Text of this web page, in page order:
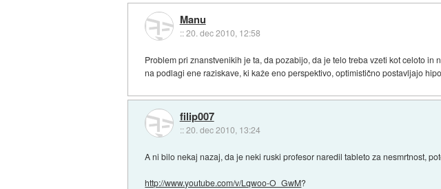
Manu
::20. dec 2010, 12:58
Problem pri znanstvenikih je ta, da pozabijo, da je telo treba vzeti kot celoto
na podlagi ene raziskave, ki kaže eno perspektivo, optimistično postavljajo
filip007
::20. dec 2010, 13:24
A ni bilo nekaj nazaj, da je neki ruski profesor naredil tableto za nesmrtnost,
http://www.youtube.com/v/Lqwoo-O_GwM?